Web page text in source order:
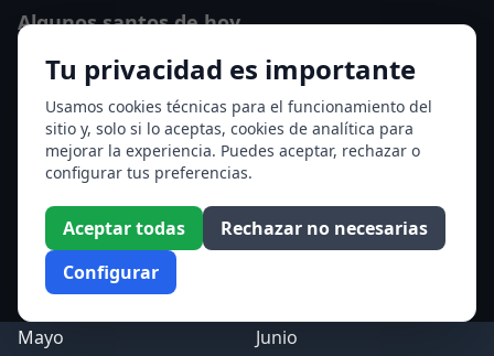
Tu privacidad es importante
Usamos cookies técnicas para el funcionamiento del
sitio y, solo si lo aceptas, cookies de analítica para
mejorar la experiencia. Puedes aceptar, rechazar o
configurar tus preferencias.
Aceptar todas
Rechazar no necesarias
Configurar
Algunos santos de hoy
San Osvaldo de Maserfield
Santa Edith Stein (Sor Teresa Benedicta de la Cruz)
Ver todos los santos de hoy
Acceso a los Meses
Enero
Febrero
Marzo
Mayo
Junio